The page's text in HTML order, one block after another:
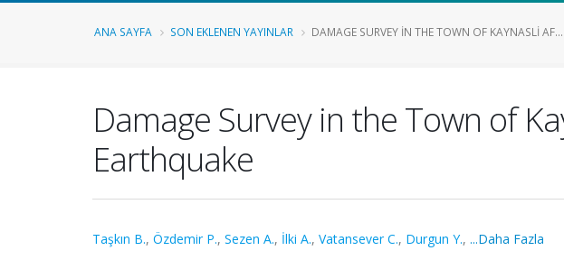
ANA SAYFA SON EKLENEN YAYINLAR DAMAGE SURVEY IN THE TOWN OF KAYNASLI AF...
Damage Survey in the Town of
Earthquake
Taşkın B., Özdemir P., Sezen A., İlki A., Vatansever C., Durgun Y., ...Daha Fazla